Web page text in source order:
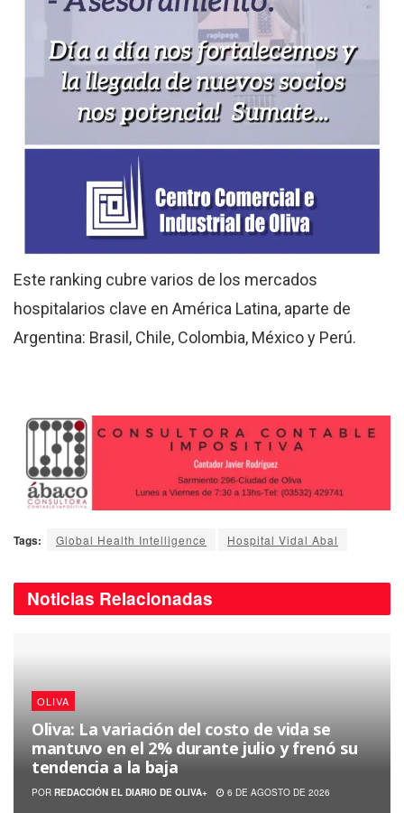
Este ranking cubre varios de los mercados
hospitalarios clave en América Latina, aparte de
Argentina: Brasil, Chile, Colombia, México y Perú.
Tags: Global Health Intelligence Hospital Vidal Abal
Noticias Relacionadas
OLIVA
Oliva: La variación del costo de vida se
mantuvo en el 2% durante julio y frenó su
tendencia a la baja
POR REDACCIÓN EL DIARIO DE OLIVA+ 6 DE AGOSTO DE 2026